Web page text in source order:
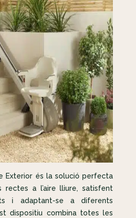
Exterior és la solució perfecta
rectes a l’aire lliure, satisfent
i adaptant-se a diferents
dispositiu combina totes les